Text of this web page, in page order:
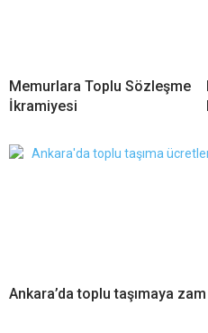
Memurlara Toplu Sözleşme
İkramiyesi
Ankara’da toplu taşımaya zam